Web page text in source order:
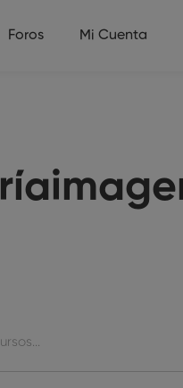
Foros Mi Cuenta